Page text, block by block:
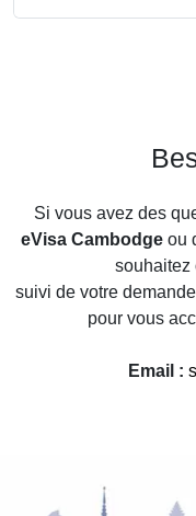
Si vous avez des
eVisa Cambodge ou
souhaitez
suivi de votre
pour vous
Email :